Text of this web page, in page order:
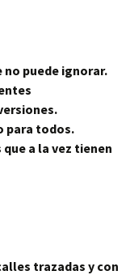
puede ignorar.
para todos.
a la vez tienen
trazadas y con